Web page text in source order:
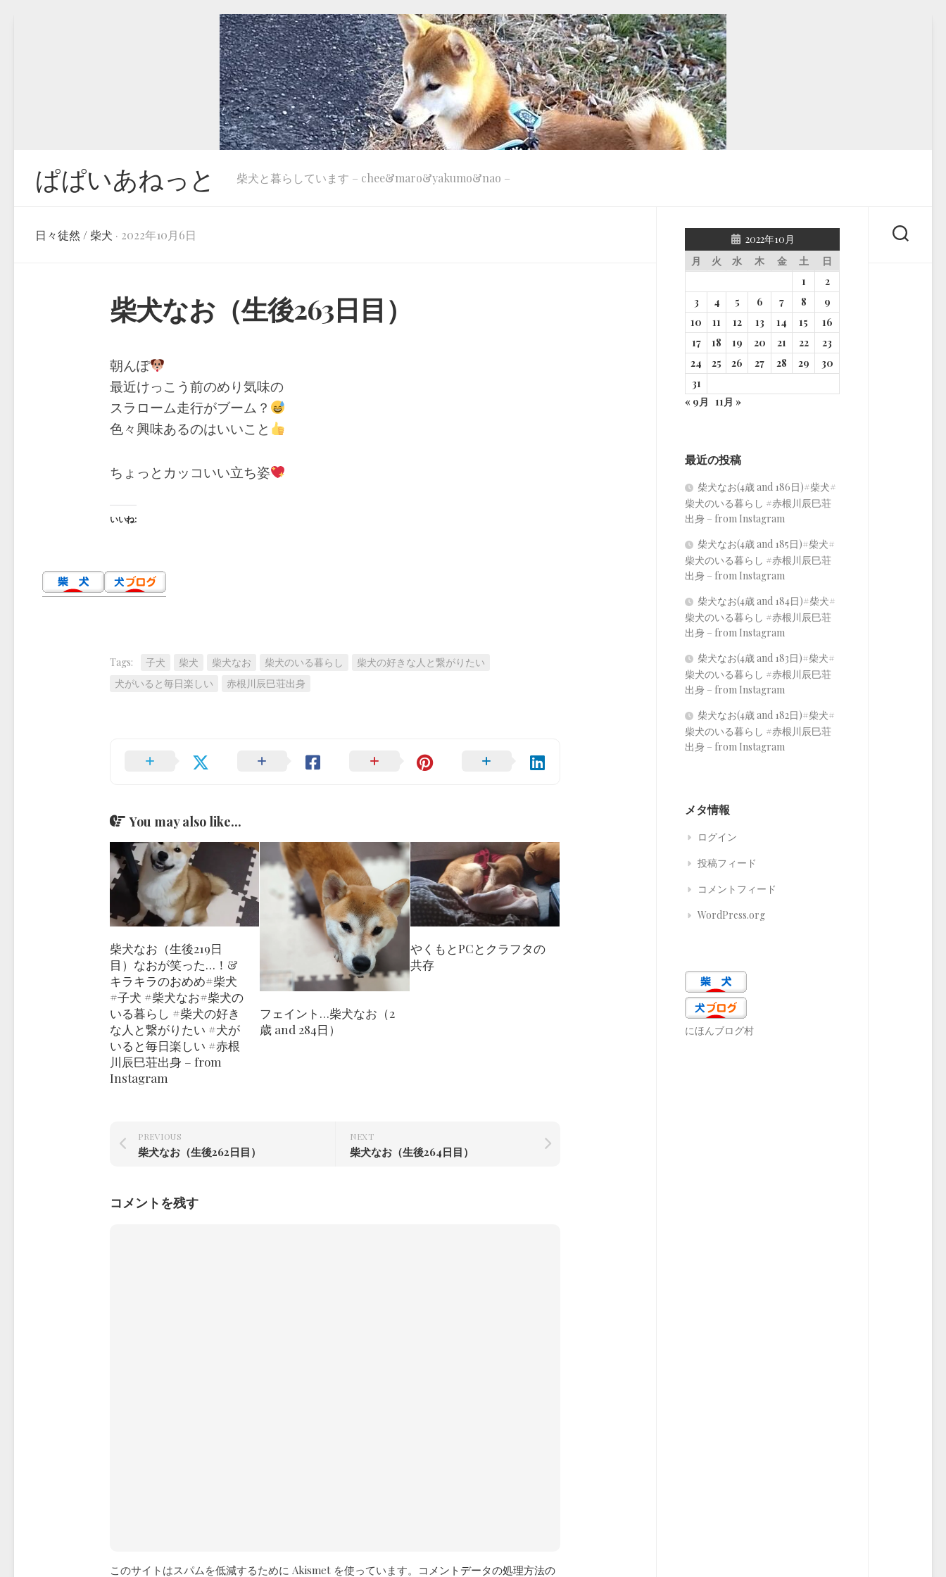
ぱぱいあねっと 柴犬と暮らしています – chee&maro&yakumo&nao –
日々徒然 / 柴犬 · 2022年10月6日
柴犬なお（生後263日目）
朝んぽ
最近けっこう前のめり気味の
スラローム走行がブーム？
色々興味あるのはいいこと
ちょっとカッコいい立ち姿
いいね:
Tags: 子犬 柴犬 柴犬なお 柴犬のいる暮らし
柴犬の好きな人と繋がりたい
犬がいると毎日楽しい
赤根川辰巳荘出身
You may also like...
柴犬なお（生後219日
目）なおが笑った…！&
キラキラのおめめ️#柴犬
#子犬 #柴犬なお#柴犬の
いる暮らし #柴犬の好き
な人と繋がりたい #犬が
いると毎日楽しい #赤根
川辰巳荘出身 – from
Instagram
フェイント…柴犬なお（2
歳 and 284日）
やくもとPCとクラフタの
共存
NEXT
柴犬なお（生後264日目）
PREVIOUS
柴犬なお（生後262日目）
コメントを残す
このサイトはスパムを低減するために Akismet を使っています。 コメントデータの処理方法の
2022年10月
月
火 水 木 金 土
日
1
2
3
4 5 6 7 8
9
10
11 12 13 14 15
16
17
18 19 20 21 22
23
24
25 26 27 28 29
30
31
« 9月 11月 »
最近の投稿
柴犬なお(4歳 and 186日)#柴犬#
柴犬のいる暮らし #赤根川辰巳荘
出身 – from Instagram
柴犬なお(4歳 and 185日)#柴犬#
柴犬のいる暮らし #赤根川辰巳荘
出身 – from Instagram
柴犬なお(4歳 and 184日)#柴犬#
柴犬のいる暮らし #赤根川辰巳荘
出身 – from Instagram
柴犬なお(4歳 and 183日)#柴犬#
柴犬のいる暮らし #赤根川辰巳荘
出身 – from Instagram
柴犬なお(4歳 and 182日)#柴犬#
柴犬のいる暮らし #赤根川辰巳荘
出身 – from Instagram
メタ情報
ログイン
投稿フィード
コメントフィード
WordPress.org
にほんブログ村